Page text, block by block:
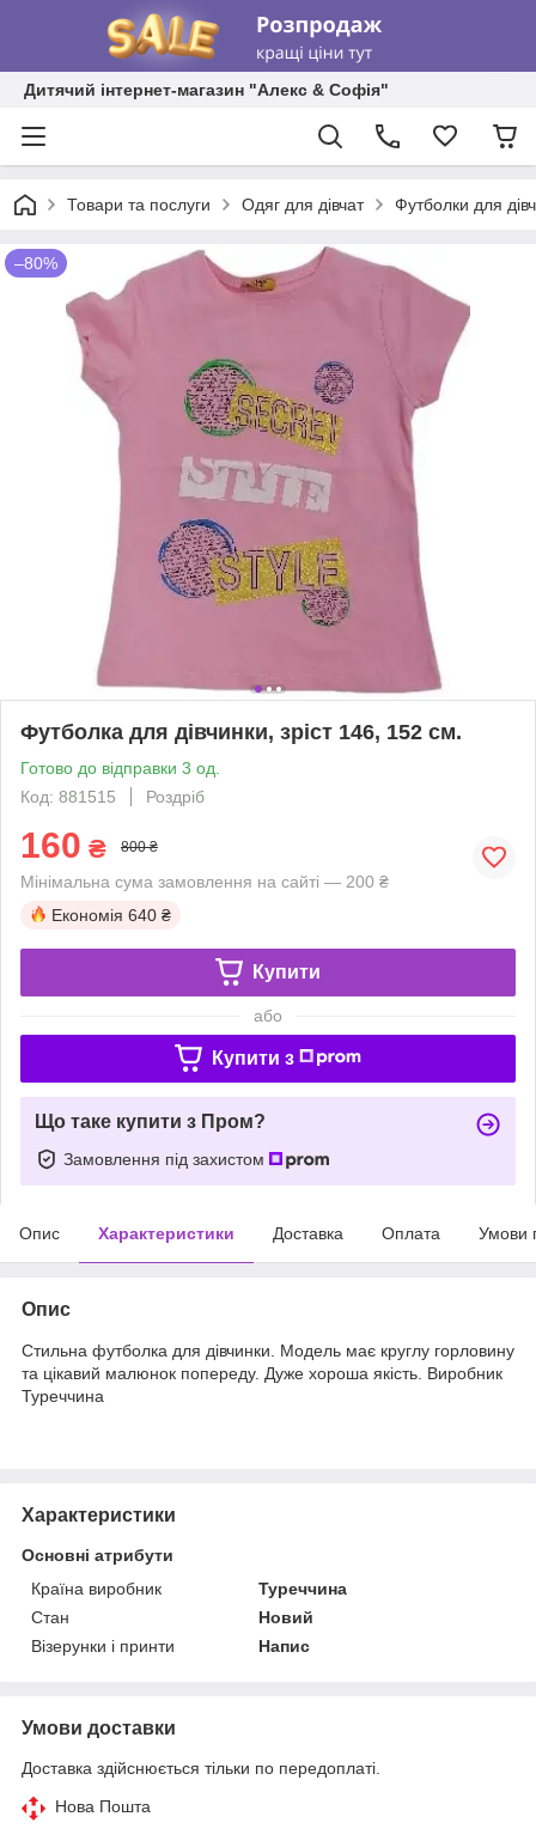
Дитячий інтернет-магазин "Алекс & Софія"
Товари та послуги Одяг для дівчат Футболки для
–80%
Футболка для дівчинки, зріст 146, 152 см.
Готово до відправки 3 од.
Код: 881515
Роздріб
160 ₴ 800 ₴
Мінімальна сума замовлення на сайті — 200 ₴
Економія 640 ₴
Купити
або
Купити з
Що таке купити з Пром?
Замовлення під захистом
Опис Характеристики Доставка Оплата Умови
Опис
Стильна футболка для дівчинки. Модель має круглу горловину
та цікавий малюнок попереду. Дуже хороша якість. Виробник
Туреччина
Характеристики
Основні атрибути
Країна виробник
Туреччина
Стан
Новий
Візерунки і принти
Напис
Умови доставки
Доставка здійснюється тільки по передоплаті.
Нова Пошта